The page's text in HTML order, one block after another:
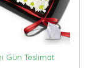
Gün Teslimat